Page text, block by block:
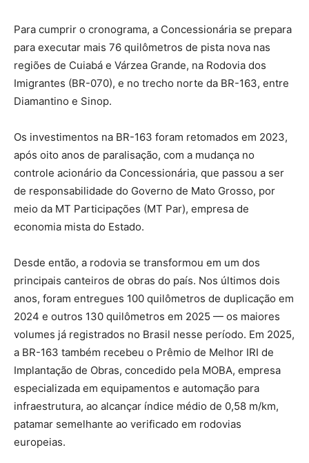
Para cumprir o cronograma, a Concessionária se prepara
para executar mais 76 quilômetros de pista nova nas
regiões de Cuiabá e Várzea Grande, na Rodovia dos
Imigrantes (BR-070), e no trecho norte da BR-163, entre
Diamantino e Sinop.
Os investimentos na BR-163 foram retomados em 2023,
após oito anos de paralisação, com a mudança no
controle acionário da Concessionária, que passou a ser
de responsabilidade do Governo de Mato Grosso, por
meio da MT Participações (MT Par), empresa de
economia mista do Estado.
Desde então, a rodovia se transformou em um dos
principais canteiros de obras do país. Nos últimos dois
anos, foram entregues 100 quilômetros de duplicação em
2024 e outros 130 quilômetros em 2025 — os maiores
volumes já registrados no Brasil nesse período. Em 2025,
a BR-163 também recebeu o Prêmio de Melhor IRI de
Implantação de Obras, concedido pela MOBA, empresa
especializada em equipamentos e automação para
infraestrutura, ao alcançar índice médio de 0,58 m/km,
patamar semelhante ao verificado em rodovias
europeias.